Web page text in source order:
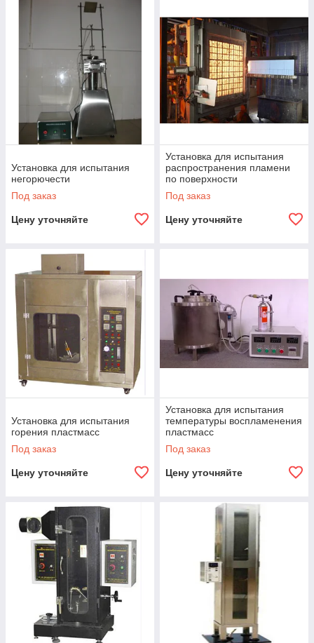
Установка для испытания
негорючести
Под заказ
Цену уточняйте
Установка для испытания
распространения пламени
по поверхности
Под заказ
Цену уточняйте
Установка для испытания
горения пластмасс
Под заказ
Цену уточняйте
Установка для испытания
температуры воспламенения
пластмасс
Под заказ
Цену уточняйте